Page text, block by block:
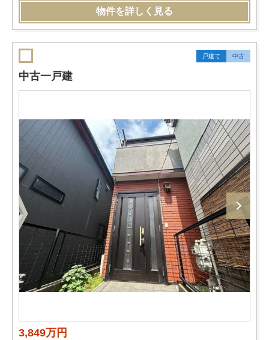
物件を詳しく見る
戸建て 中古
中古一戸建
3,849万円